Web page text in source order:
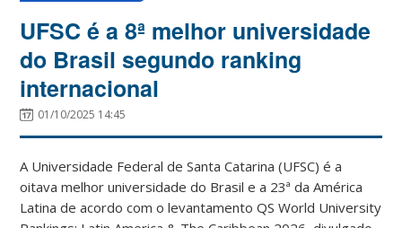
UFSC é a 8ª melhor universidade
do Brasil segundo ranking
internacional
01/10/2025 14:45
A Universidade Federal de Santa Catarina (UFSC) é a
oitava melhor universidade do Brasil e a 23ª da América
Latina de acordo com o levantamento QS World University